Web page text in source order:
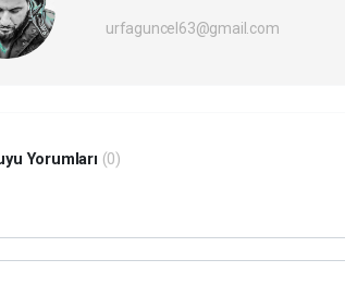
urfaguncel63@gmail.com
Yorumları (0)